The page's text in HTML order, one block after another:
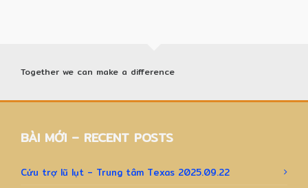
Together we can make a difference
BÀI MỚI – RECENT POSTS
Cứu trợ lũ lụt – Trung tâm Texas 2025.09.22